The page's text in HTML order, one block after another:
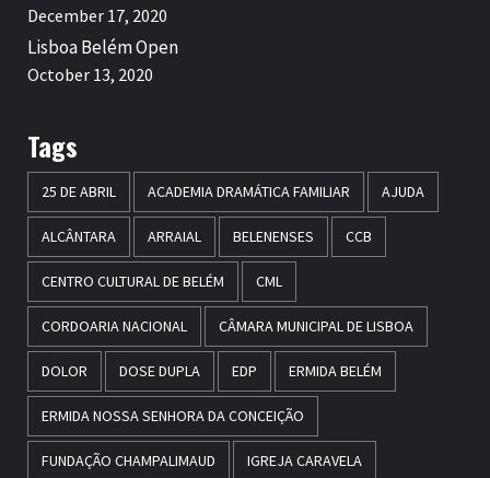
December 17, 2020
Lisboa Belém Open
October 13, 2020
Tags
25 DE ABRIL ACADEMIA DRAMÁTICA FAMILIAR AJUDA
ALCÂNTARA ARRAIAL BELENENSES CCB
CENTRO CULTURAL DE BELÉM CML
CORDOARIA NACIONAL CÂMARA MUNICIPAL DE LISBOA
DOLOR DOSE DUPLA EDP ERMIDA BELÉM
ERMIDA NOSSA SENHORA DA CONCEIÇÃO
FUNDAÇÃO CHAMPALIMAUD IGREJA CARAVELA